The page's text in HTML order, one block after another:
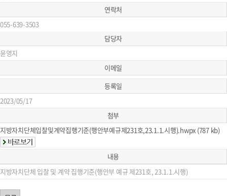
연락처
055-639-3503
담당자
윤영지
이메일
등록일
2023/05/17
첨부
지방자치단체입찰및계약집행기준(행안부예규제231호,23.1.1.시행).hwpx (787 kb)
내용
지방자치단체 입찰 및 계약 집행기준(행안부 예규 제231호, 23.1.1.시행)